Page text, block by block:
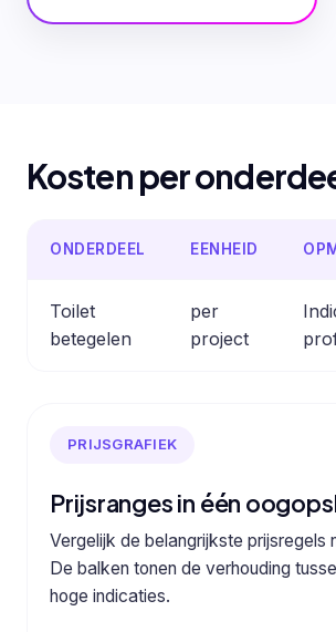
Kosten per
ONDERDEEL EENHEID
Toilet
betegelen
per
project
PRIJSGRAFIEK
Prijsranges in één
Vergelijk de belangrijkste prijsregels
De balken tonen de verhouding
hoge indicaties.